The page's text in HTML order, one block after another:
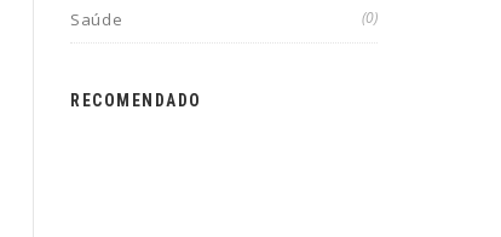
Saúde (0)
RECOMENDADO